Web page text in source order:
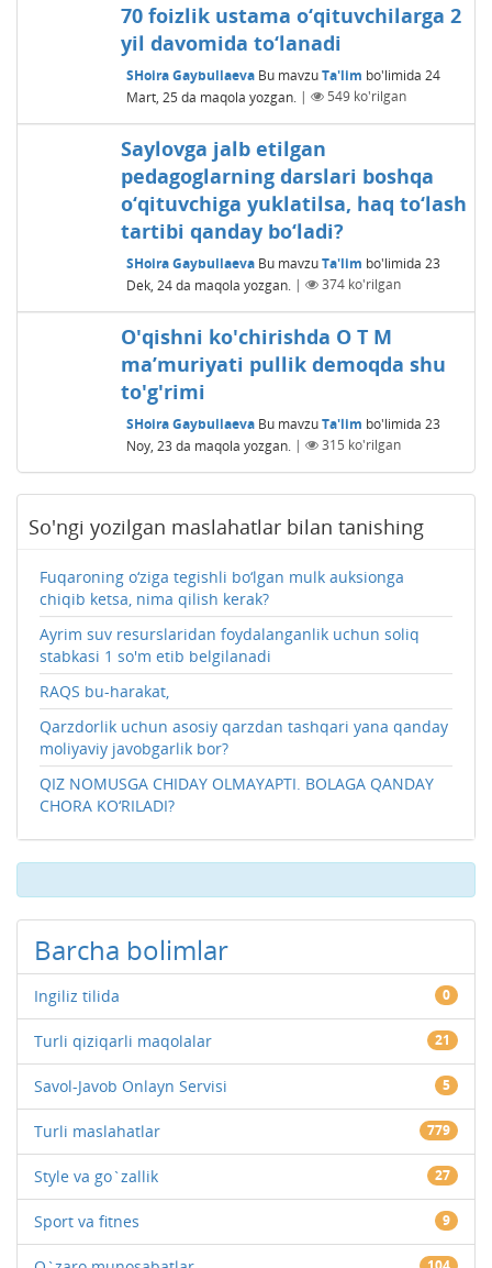
70 foizlik ustama o‘qituvchilarga 2
yil davomida to‘lanadi
SHoira Gaybullaeva Bu mavzuTa'lim bo'limida 24
Mart, 25 da maqola yozgan. | 549ko'rilgan
Saylovga jalb etilgan
pedagoglarning darslari boshqa
o‘qituvchiga yuklatilsa, haq to‘lash
tartibi qanday bo‘ladi?
SHoira Gaybullaeva Bu mavzuTa'lim bo'limida 23
Dek, 24 da maqola yozgan. | 374ko'rilgan
O'qishni ko'chirishda O T M
maʼmuriyati pullik demoqda shu
to'g'rimi
SHoira Gaybullaeva Bu mavzuTa'lim bo'limida 23
Noy, 23 da maqola yozgan. | 315 ko'rilgan
So'ngi yozilgan maslahatlar bilan tanishing
Fuqaroning o‘ziga tegishli bo‘lgan mulk auksionga
chiqib ketsa, nima qilish kerak?
Ayrim suv resurslaridan foydalanganlik uchun soliq
stabkasi 1 so'm etib belgilanadi
RAQS bu-harakat,
Qarzdorlik uchun asosiy qarzdan tashqari yana qanday
moliyaviy javobgarlik bor?
QIZ NOMUSGA CHIDAY OLMAYAPTI. BOLAGA QANDAY
CHORA KO‘RILADI?
Barcha bolimlar
Ingiliz tilida 0
Turli qiziqarli maqolalar 21
Savol-Javob Onlayn Servisi 5
Turli maslahatlar 779
Style va go`zallik 27
Sport va fitnes 9